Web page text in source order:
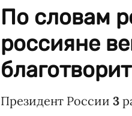
По словам
россияне
Президент России 3